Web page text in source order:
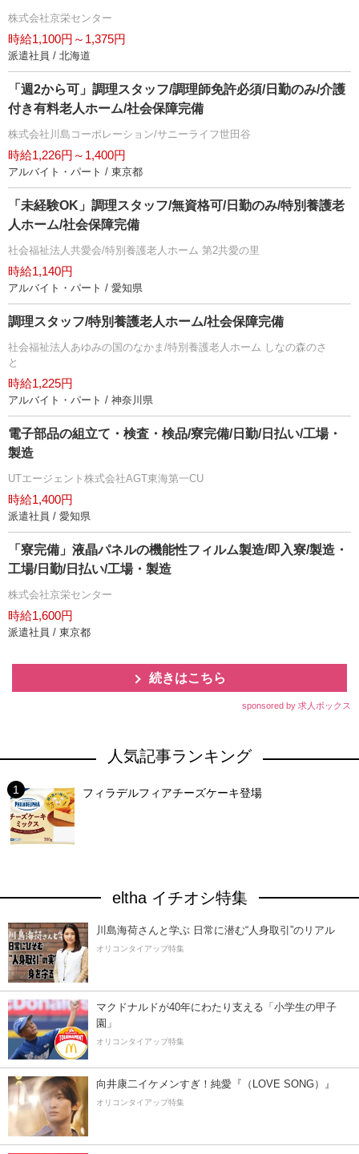
株式会社京栄センター
時給1,100円～1,375円
派遣社員 / 北海道
「週2から可」調理スタッフ/調理師免許必須/日勤のみ/介護
付き有料老人ホーム/社会保障完備
株式会社川島コーポレーション/サニーライフ世田谷
時給1,226円～1,400円
アルバイト・パート / 東京都
「未経験OK」調理スタッフ/無資格可/日勤のみ/特別養護老
人ホーム/社会保障完備
社会福祉法人共愛会/特別養護老人ホーム 第2共愛の里
時給1,140円
アルバイト・パート / 愛知県
調理スタッフ/特別養護老人ホーム/社会保障完備
社会福祉法人あゆみの国のなかま/特別養護老人ホーム しなの森のさ
と
時給1,225円
アルバイト・パート / 神奈川県
電子部品の組立て・検査・検品/寮完備/日勤/日払い/工場・
製造
UTエージェント株式会社AGT東海第一CU
時給1,400円
派遣社員 / 愛知県
「寮完備」液晶パネルの機能性フィルム製造/即入寮/製造・
工場/日勤/日払い/工場・製造
株式会社京栄センター
時給1,600円
派遣社員 / 東京都
続きはこちら
sponsored by 求人ボックス
人気記事ランキング
フィラデルフィアチーズケーキ登場
eltha イチオシ特集
川島海荷さんと学ぶ 日常に潜む“人身取引”のリアル
オリコンタイアップ特集
マクドナルドが40年にわたり支える「小学生の甲子
園」
オリコンタイアップ特集
向井康二イケメンすぎ！純愛『（LOVE SONG）』
オリコンタイアップ特集